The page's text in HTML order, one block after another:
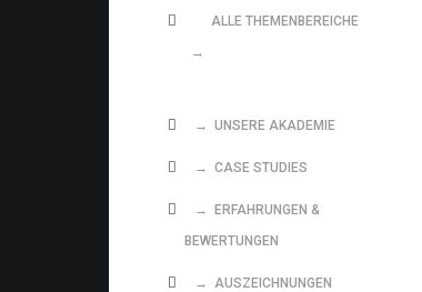
ALLE THEMENBEREICHE
→
→ UNSERE AKADEMIE
→ CASE STUDIES
→ ERFAHRUNGEN &
BEWERTUNGEN
→ AUSZEICHNUNGEN